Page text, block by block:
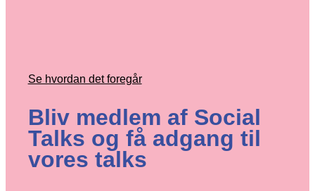
Se hvordan det foregår
Bliv medlem af Social
Talks og få adgang til
vores talks